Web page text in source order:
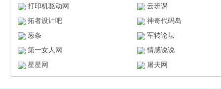
打印机驱动网
云班课
拓者设计吧
神奇代码岛
葱条
军转论坛
第一女人网
情感说说
星星网
屠夫网